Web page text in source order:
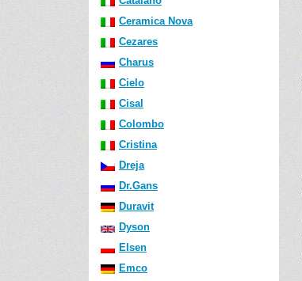
Ceramica Nova
Cezares
Charus
Cielo
Cisal
Colombo
Cristina
Dreja
Dr.Gans
Duravit
Dyson
Elsen
Emco